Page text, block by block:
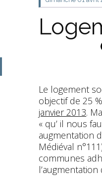
Le logement
objectif de 25
janvier 2013.
« qu’ il nous
augmentation
Médiéval
communes